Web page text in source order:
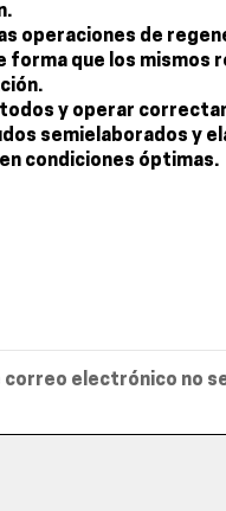
operaciones de
forma que los mismos
y operar
semielaborados y
condiciones óptimas.
correo electrónico no